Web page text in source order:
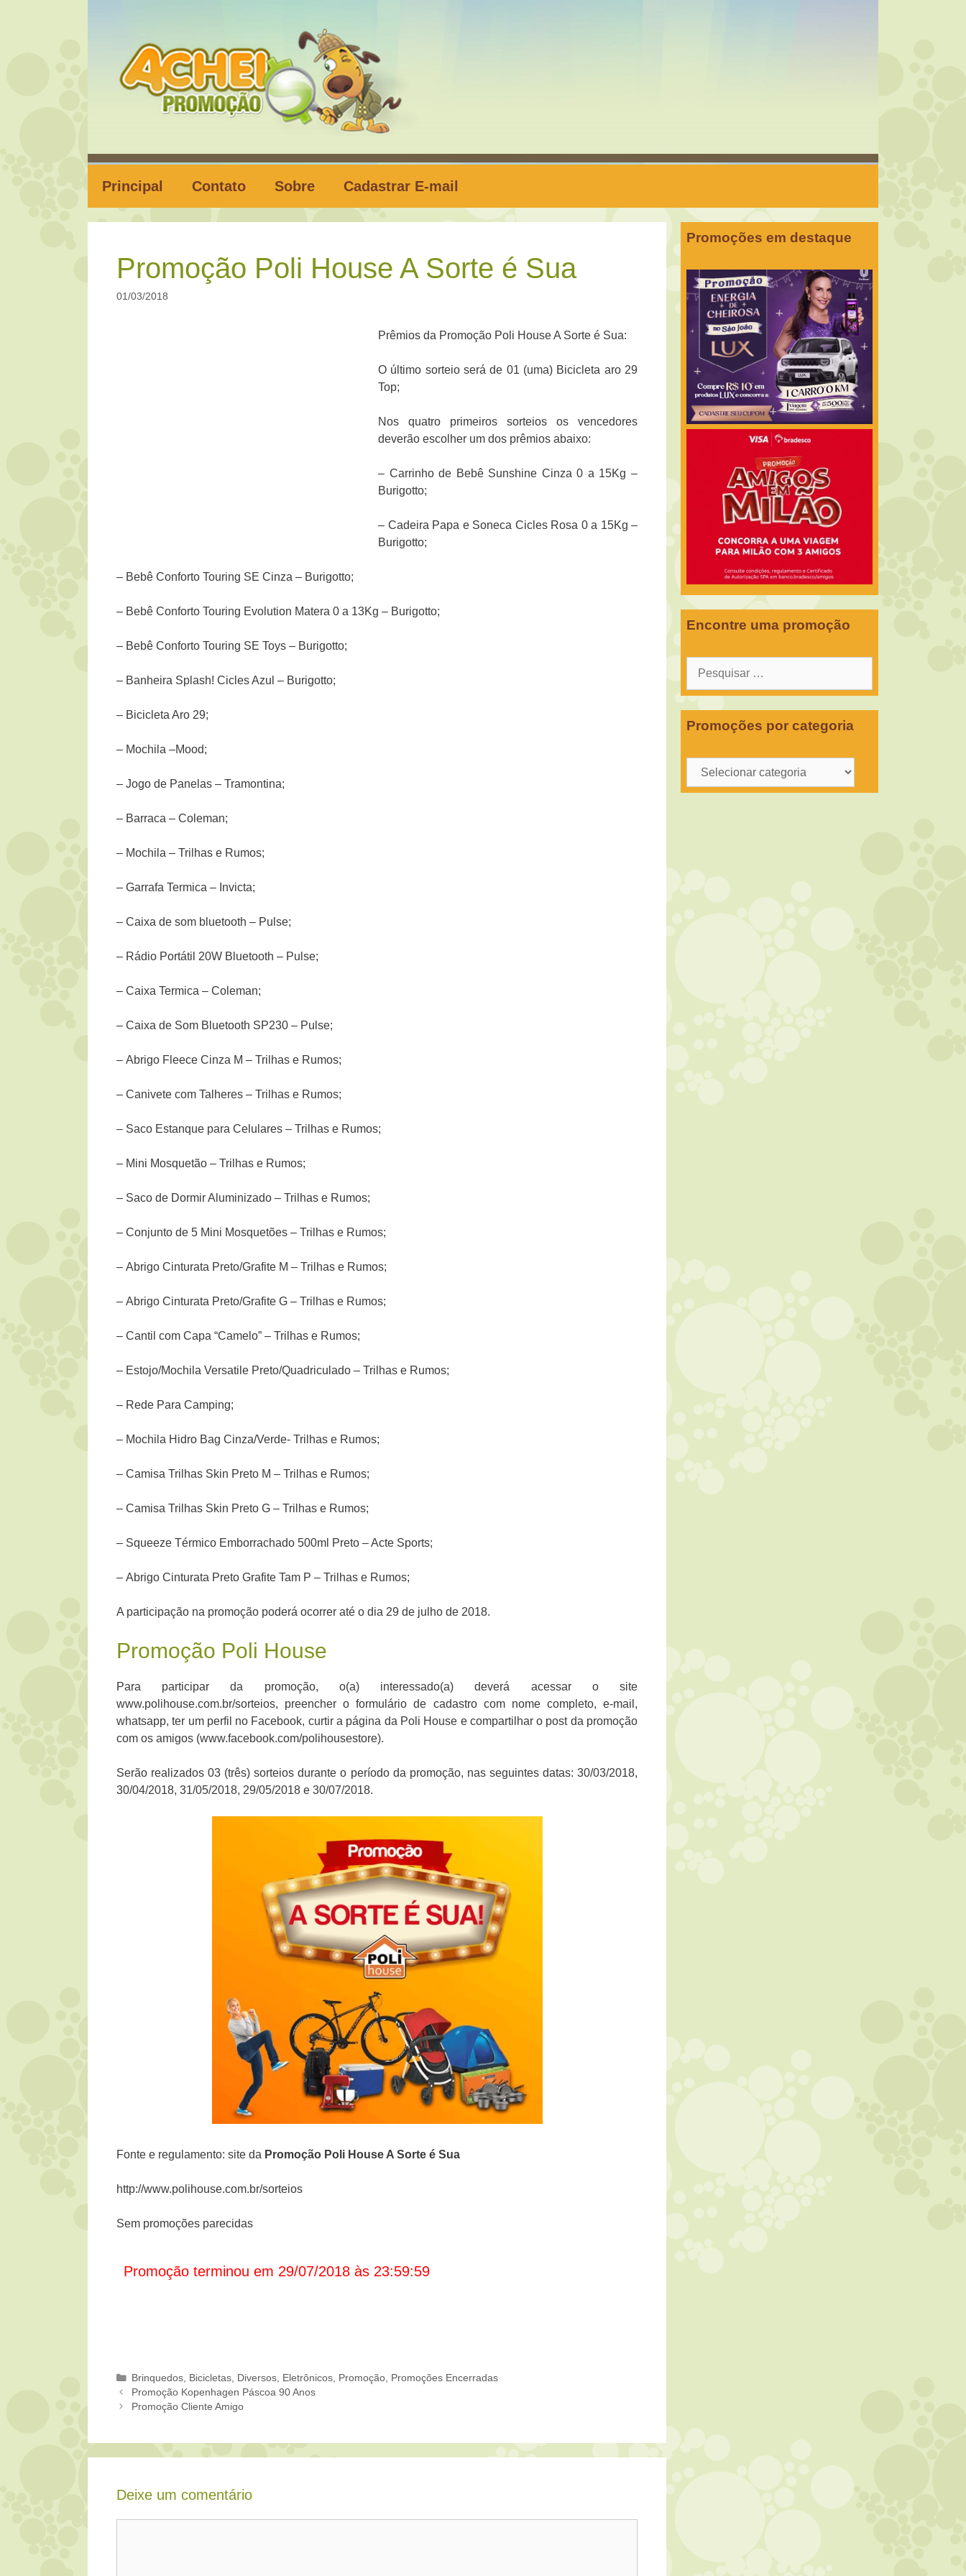
Principal Contato Sobre Cadastrar E-mail
Promoção Poli House A Sorte é Sua
01/03/2018
Prêmios da Promoção Poli House A Sorte é Sua:
O último sorteio será de 01 (uma) Bicicleta aro 29
Top;
Nos quatro primeiros sorteios os vencedores
deverão escolher um dos prêmios abaixo:
– Carrinho de Bebê Sunshine Cinza 0 a 15Kg –
Burigotto;
– Cadeira Papa e Soneca Cicles Rosa 0 a 15Kg –
Burigotto;
– Bebê Conforto Touring SE Cinza – Burigotto;
– Bebê Conforto Touring Evolution Matera 0 a 13Kg – Burigotto;
– Bebê Conforto Touring SE Toys – Burigotto;
– Banheira Splash! Cicles Azul – Burigotto;
– Bicicleta Aro 29;
– Mochila –Mood;
– Jogo de Panelas – Tramontina;
– Barraca – Coleman;
– Mochila – Trilhas e Rumos;
– Garrafa Termica – Invicta;
– Caixa de som bluetooth – Pulse;
– Rádio Portátil 20W Bluetooth – Pulse;
– Caixa Termica – Coleman;
– Caixa de Som Bluetooth SP230 – Pulse;
– Abrigo Fleece Cinza M – Trilhas e Rumos;
– Canivete com Talheres – Trilhas e Rumos;
– Saco Estanque para Celulares – Trilhas e Rumos;
– Mini Mosquetão – Trilhas e Rumos;
– Saco de Dormir Aluminizado – Trilhas e Rumos;
– Conjunto de 5 Mini Mosquetões – Trilhas e Rumos;
– Abrigo Cinturata Preto/Grafite M – Trilhas e Rumos;
– Abrigo Cinturata Preto/Grafite G – Trilhas e Rumos;
– Cantil com Capa “Camelo” – Trilhas e Rumos;
– Estojo/Mochila Versatile Preto/Quadriculado – Trilhas e Rumos;
– Rede Para Camping;
– Mochila Hidro Bag Cinza/Verde- Trilhas e Rumos;
– Camisa Trilhas Skin Preto M – Trilhas e Rumos;
– Camisa Trilhas Skin Preto G – Trilhas e Rumos;
– Squeeze Térmico Emborrachado 500ml Preto – Acte Sports;
– Abrigo Cinturata Preto Grafite Tam P – Trilhas e Rumos;
A participação na promoção poderá ocorrer até o dia 29 de julho de 2018.
Promoção Poli House
Para participar da promoção, o(a) interessado(a) deverá acessar o site
www.polihouse.com.br/sorteios, preencher o formulário de cadastro com nome completo, e-mail,
whatsapp, ter um perfil no Facebook, curtir a página da Poli House e compartilhar o post da promoção
com os amigos (www.facebook.com/polihousestore).
Serão realizados 03 (três) sorteios durante o período da promoção, nas seguintes datas: 30/03/2018,
30/04/2018, 31/05/2018, 29/05/2018 e 30/07/2018.
Fonte e regulamento: site da Promoção Poli House A Sorte é Sua
http://www.polihouse.com.br/sorteios
Sem promoções parecidas
Promoção terminou em 29/07/2018 às 23:59:59
Categorias
Brinquedos, Bicicletas Diversos Eletrônicos Promoção Promoções Encerradas
Promoção Kopenhagen Páscoa 90 Anos
Promoção Cliente Amigo
Deixe um comentário
Promoções em destaque
Encontre uma promoção
Pesquisar
Promoções por categoria
Promoções
por